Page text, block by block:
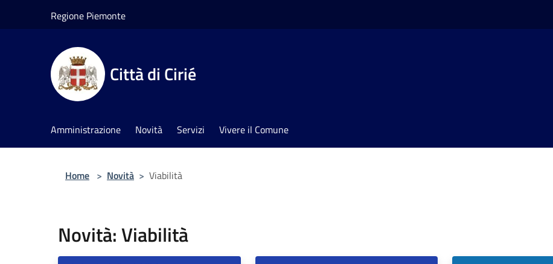
Regione Piemonte
Città di Cirié
Amministrazione Novità Servizi Vivere il Comune
Home > Novità > Viabilità
Novità: Viabilità